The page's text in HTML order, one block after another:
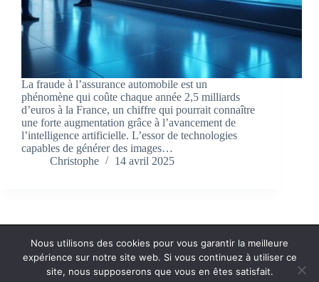
La fraude à l’assurance automobile est un
phénomène qui coûte chaque année 2,5 milliards
d’euros à la France, un chiffre qui pourrait connaître
une forte augmentation grâce à l’avancement de
l’intelligence artificielle. L’essor de technologies
capables de générer des images…
Christophe
14 avril 2025
Politique de confidentialité Contact
Nous utilisons des cookies pour vous garantir la meilleure
expérience sur notre site web. Si vous continuez à utiliser ce
site, nous supposerons que vous en êtes satisfait.